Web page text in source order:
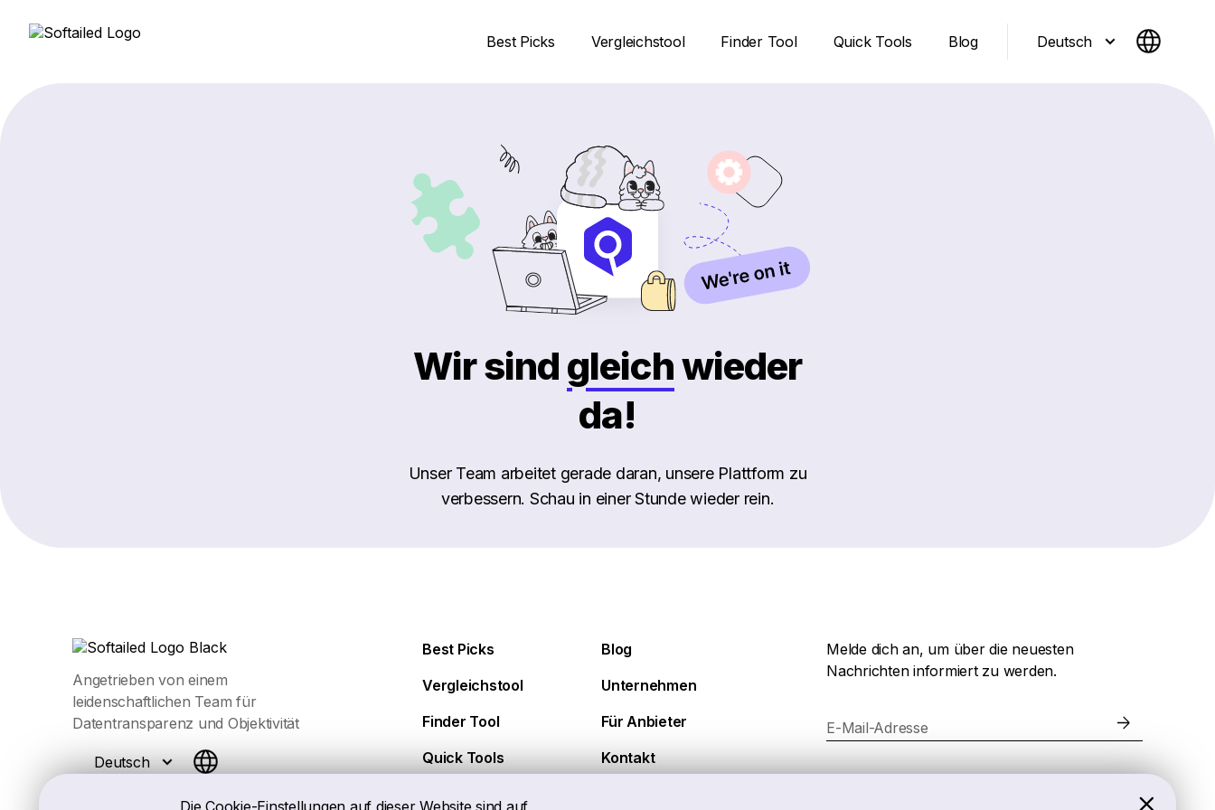
Die Cookie-Einstellungen auf dieser Website sind auf
Best Picks Vergleichstool Finder Tool Quick Tools Blog Deutsch
Wir sindgleichwieder
da!
Unser Team arbeitet gerade daran, unsere Plattform zu
verbessern. Schau in einer Stunde wieder rein.
Angetrieben von einem
leidenschaftlichen Team für
Datentransparenz und Objektivität
Deutsch
Best Picks
Blog
Vergleichstool
Unternehmen
Finder Tool
Für Anbieter
Quick Tools
Kontakt
Melde dich an, um über die neuesten
Nachrichten informiert zu werden.
E-Mail-Adresse